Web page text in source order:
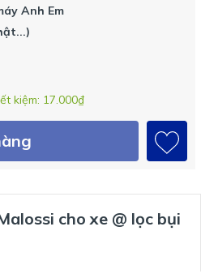
Anh Em
kiệm: 17.000₫
cho xe @ lọc bụi